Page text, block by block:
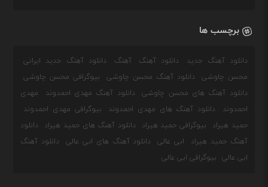
برچسب ها
دانلود آهنگ جدید دانلود آهنگ آهنگ
دانلود آهنگ جدید ایرانی
محسن چاوشی
دانلود آهنگ محسن چاوشی
بیوگرافی محسن چاوشی
دانلود آهنگ های محسن چاوشی
دانلود آهنگ مهدی احمدوند
مهدی
احمدوند
دانلود آهنگ های مهدی احمدوند
بیوگرافی مهدی احمدوند
حمید هیراد
بیوگرافی حمید هیراد دانلود آهنگ های حمید هیراد
دانلود
آهنگ حمید هیراد
ابی عالی دانلود آهنگ های ابی عالی
دانلود آهنگ
ابی عالی
بیوگرافی ابی عالی